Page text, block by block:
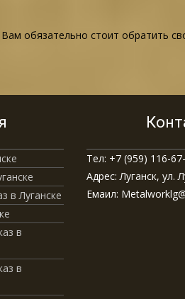
обязательно стоит обратить
в Луганске
в
в
Тел: +7 (959) 116-
Адрес: Луганск, ул.
Емаил: